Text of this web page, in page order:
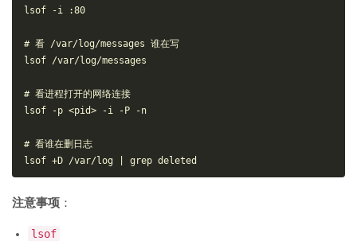
lsof -i :80
# 看 /var/log/messages 谁在写
lsof /var/log/messages
# 看进程打开的网络连接
lsof -p <pid> -i -P -n
# 看谁在删日志
注意事项 ：
lsof